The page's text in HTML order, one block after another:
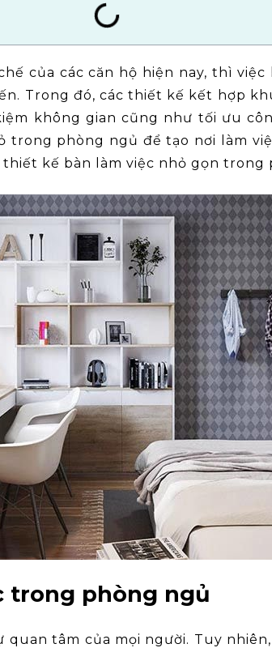
của các căn hộ hiện nay, thì
Trong đó, các thiết kế kết hợp
không gian cũng như tối ưu
trong phòng ngủ để tạo nơi làm
kế bàn làm việc nhỏ gọn trong
trong phòng ngủ
tâm của mọi người. Tuy